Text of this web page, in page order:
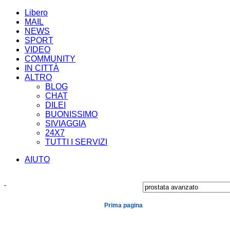
Libero
MAIL
NEWS
SPORT
VIDEO
COMMUNITY
IN CITTÀ
ALTRO
BLOG
CHAT
DILEI
BUONISSIMO
SIVIAGGIA
24X7
TUTTI I SERVIZI
AIUTO
Prima pagina